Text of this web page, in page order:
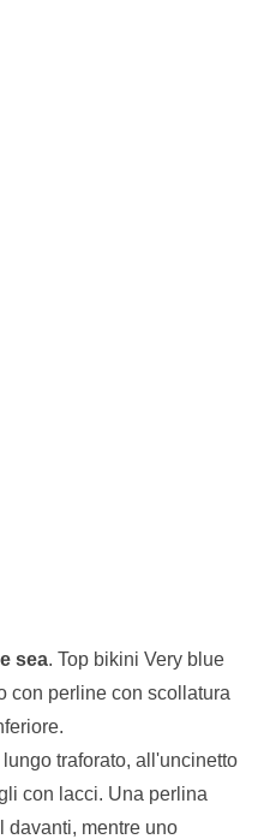
sea. Top bikini Very blue
con perline con scollatura
traforato, all'uncinetto
con lacci. Una perlina
davanti, mentre uno